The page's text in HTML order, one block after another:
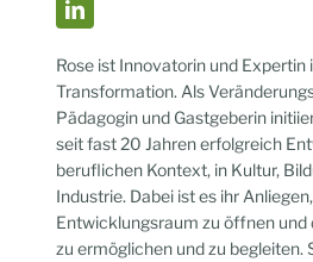
Rose ist Innovatorin und Expertin
Transformation. Als
Pädagogin und Gastgeberin
seit fast 20 Jahren erfolgreich
beruflichen Kontext, in Kultur,
Industrie. Dabei ist es ihr
Entwicklungsraum zu öffnen
zu ermöglichen und zu begleiten.